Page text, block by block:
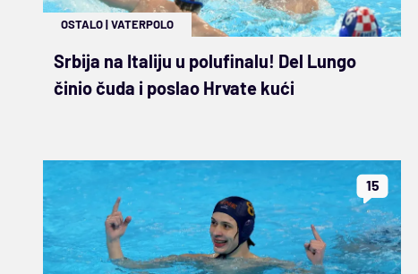
OSTALO|VATERPOLO
Srbija na Italiju u polufinalu! Del Lungo
činio čuda i poslao Hrvate kući
15